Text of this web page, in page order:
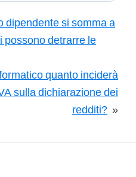
dipendente si somma a
possono detrarre le
quanto inciderà
sulla dichiarazione dei
redditi? »